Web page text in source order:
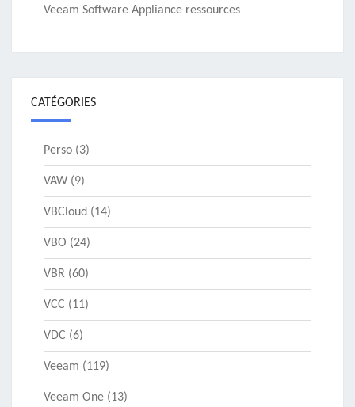
Veeam Software Appliance ressources
CATÉGORIES
Perso (3)
VAW (9)
VBCloud (14)
VBO (24)
VBR (60)
VCC (11)
VDC (6)
Veeam (119)
Veeam One (13)